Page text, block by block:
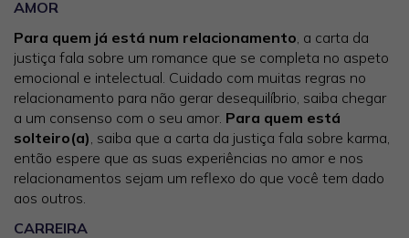
AMOR
Para quem já está num relacionamento , a carta da
justiça fala sobre um romance que se completa no aspeto
emocional e intelectual. Cuidado com muitas regras no
relacionamento para não gerar desequilíbrio, saiba chegar
a um consenso com o seu amor. Para quem está
solteiro(a) , saiba que a carta da justiça fala sobre karma,
então espere que as suas experiências no amor e nos
relacionamentos sejam um reflexo do que você tem dado
aos outros.
CARREIRA